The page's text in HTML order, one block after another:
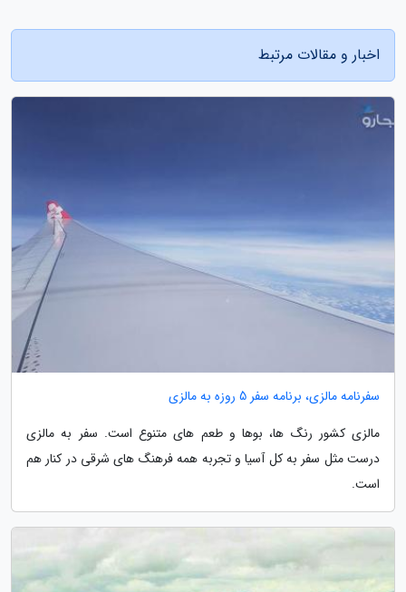
اخبار و مقالات مرتبط
سفرنامه مالزی، برنامه سفر 5 روزه به مالزی
مالزی کشور رنگ ها، بوها و طعم های متنوع است. سفر به مالزی
درست مثل سفر به کل آسیا و تجربه همه فرهنگ های شرقی در کنار هم
است.